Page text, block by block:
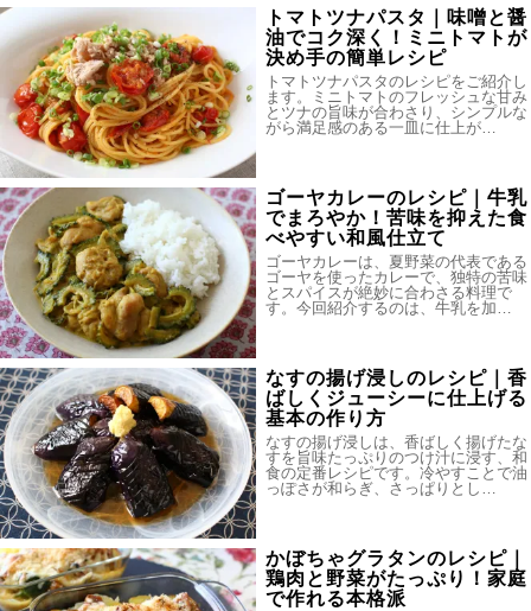
トマトツナパスタ｜味噌と醤
油でコク深く！ミニトマトが
決め手の簡単レシピ
トマトツナパスタのレシピをご紹介し
ます。ミニトマトのフレッシュな甘み
とツナの旨味が合わさり、シンプルな
がら満足感のある一皿に仕上が…
ゴーヤカレーのレシピ｜牛乳
でまろやか！苦味を抑えた食
べやすい和風仕立て
ゴーヤカレーは、夏野菜の代表である
ゴーヤを使ったカレーで、独特の苦味
とスパイスが絶妙に合わさる料理で
す。今回紹介するのは、牛乳を加…
なすの揚げ浸しのレシピ｜香
ばしくジューシーに仕上げる
基本の作り方
なすの揚げ浸しは、香ばしく揚げたな
すを旨味たっぷりのつけ汁に浸す、和
食の定番レシピです。冷やすことで油
っぽさが和らぎ、さっぱりとし…
かぼちゃグラタンのレシピ｜
鶏肉と野菜がたっぷり！家庭
で作れる本格派